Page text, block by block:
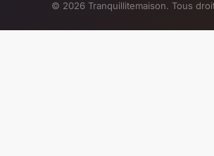
© 2026 Tranquillitemaison. Tous